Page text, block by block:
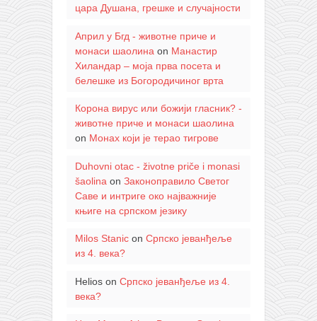
цара Душана, грешке и случајности
Април у Бгд - животне приче и
монаси шаолина on Манастир
Хиландар – моја прва посета и
белешке из Богородичиног врта
Корона вирус или божији гласник? -
животне приче и монаси шаолина
on Монах који је терао тигрове
Duhovni otac - životne priče i monasi
šaolina on Законоправило Светог
Саве и интриге око најважније
књиге на српском језику
Milos Stanicon Српско јеванђеље
из 4. века?
Helioson Српско јеванђеље из 4.
века?